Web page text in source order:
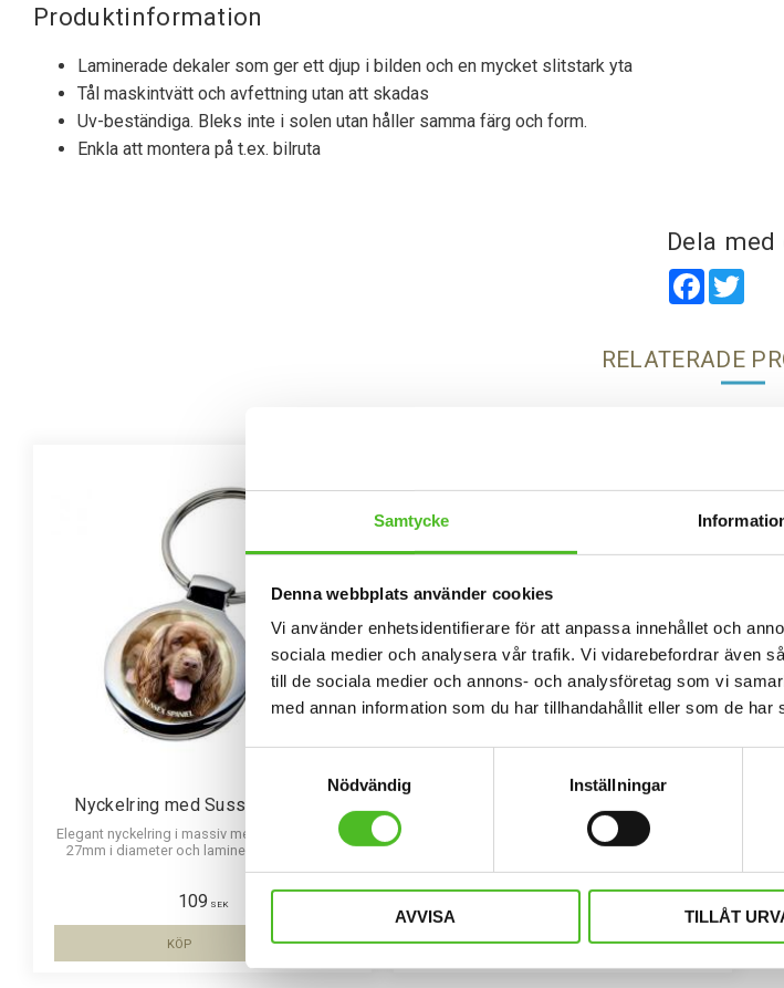
Samtycke
Denna webbplats använder cookies
Vi använder enhetsidentifierare för att anpassa innehållet och
sociala medier och analysera vår trafik. Vi vidarebefordrar även
till de sociala medier och annons- och analysföretag som vi
med annan information som du har tillhandahållit eller som de
Nödvändig
Inställningar
AVVISA TILLÅT
Produktinformation
Laminerade dekaler som ger ett djup i bilden och en mycket slitstark yta
Tål maskintvätt och avfettning utan att skadas
Uv-beständiga. Bleks inte i solen utan håller samma färg och form.
Enkla att montera på t.ex. bilruta
Dela med
Facebook
RELATERADE
Nyckelring med Sussex Spaniel
Elegant nyckelring i massiv metall. Bilden är ca
27mm i diameter och laminerad för att vara
109 SEK
KÖP
Nummerlappshållare med Sussex
Spaniel
för att sätta fast på kläderna och en stark klämma
för nummerlappen. Bilden är ca 27mm i diameter
och laminerad för att vara hållbar och ge ett
KÖP